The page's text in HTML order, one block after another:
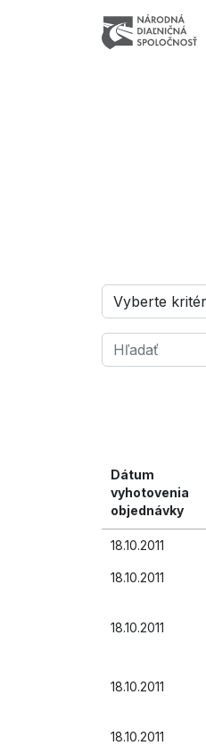
Dátum
vyhotovenia
objednávky
18.10.2011
18.10.2011
18.10.2011
18.10.2011
18.10.2011